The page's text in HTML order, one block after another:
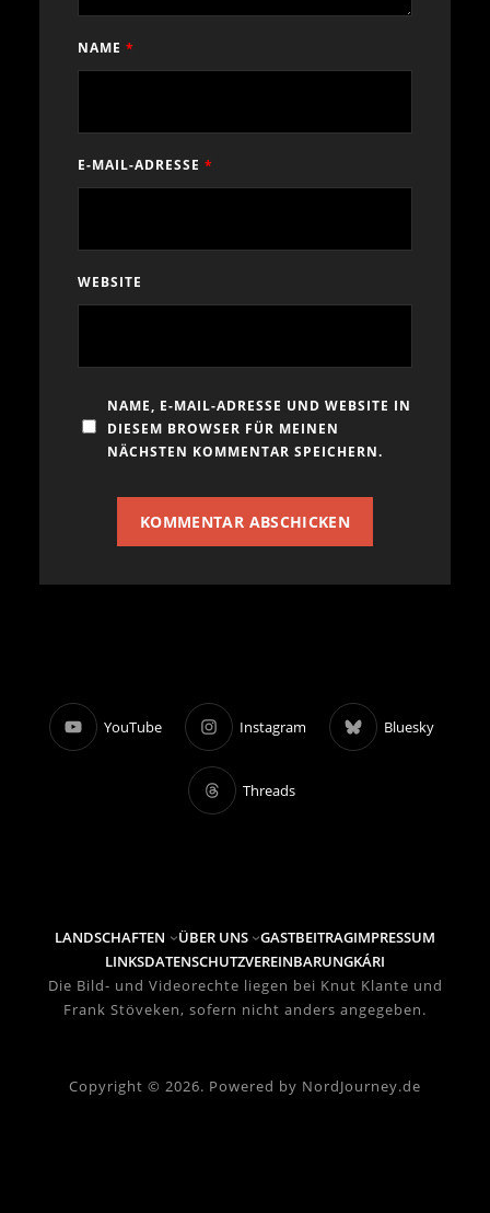
NAME *
E-MAIL-ADRESSE *
WEBSITE
NAME, E-MAIL-ADRESSE UND WEBSITE IN
DIESEM BROWSER FÜR MEINEN
NÄCHSTEN KOMMENTAR SPEICHERN.
YouTube Instagram Bluesky
Threads
LANDSCHAFTEN ÜBER UNS GASTBEITRAGIMPRESSUM
LINKSDATENSCHUTZVEREINBARUNGKÁRI
Die Bild- und Videorechte liegen bei Knut Klante und
Frank Stöveken, sofern nicht anders angegeben.
Copyright © 2026. Powered by NordJourney.de